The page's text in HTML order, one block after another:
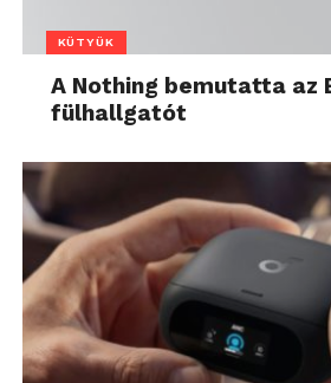
KÜTYÜK
A Nothing bemutatta az
fülhallgatót